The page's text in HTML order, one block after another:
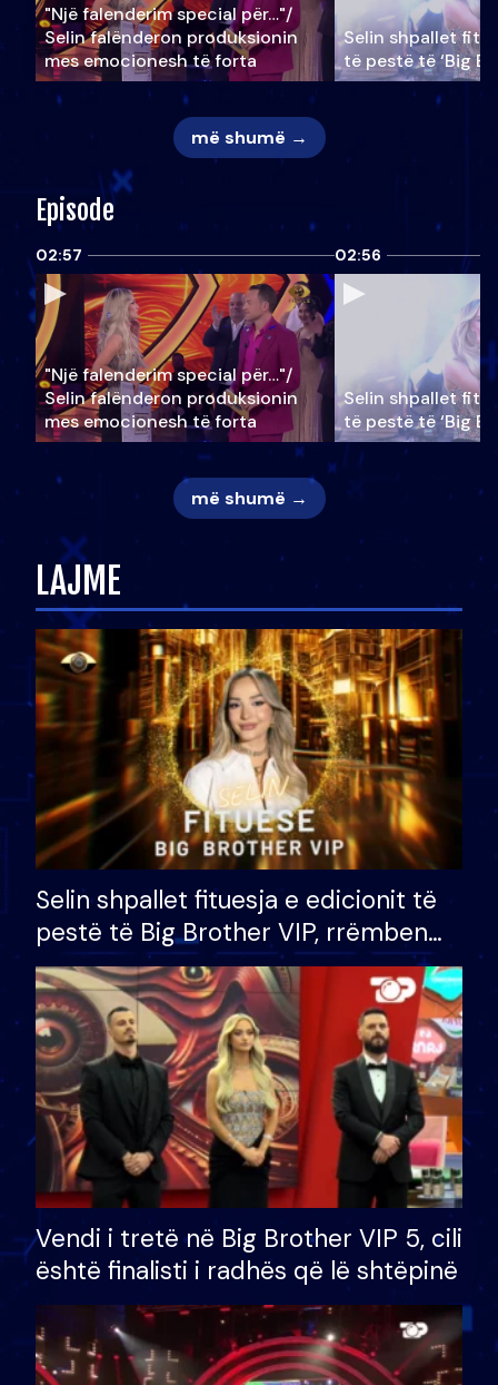
"Një falenderim special për…"/
Selin falënderon produksionin
mes emocionesh të forta
Selin shpallet
të pestë të ‘Big
më shumë →
Episode
02:57
"Një falenderim special për…"/
Selin falënderon produksionin
mes emocionesh të forta
02:56
Selin shpallet
të pestë të ‘Big
më shumë →
LAJME
Selin shpallet fituesja e edicionit të
pestë të Big Brother VIP, rrëmben
çmimin e madh prej 100 mijë eurosh
Vendi i tretë në Big Brother VIP 5, cili
është finalisti i radhës që lë shtëpinë